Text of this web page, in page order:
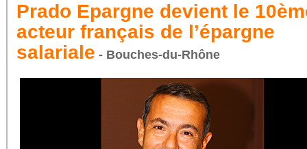
Prado Epargne devient le
acteur français de l’épargne
salariale - Bouches-du-Rhône